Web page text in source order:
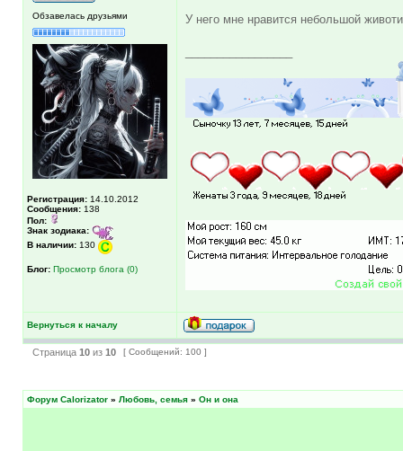
Обзавелась друзьями
Регистрация: 14.10.2012
Сообщения: 138
Пол:
Знак зодиака:
В наличии: 130
Блог: Просмотр блога (0)
У него мне нравится небольшой
Вернуться к началу
Страница 10 из 10 [ Сообщений: 100 ]
Форум Calorizator » Любовь, семья » Он и она